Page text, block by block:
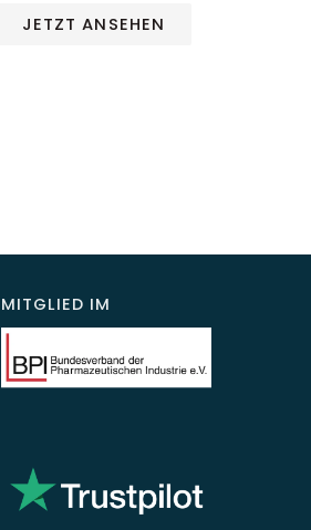
JETZT ANSEHEN
MITGLIED IM